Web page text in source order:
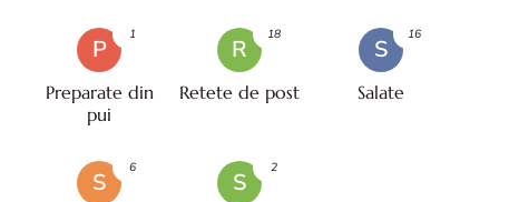
P
Preparate din
pui
1
R
Retete de post
18
S
Salate
16
S
6
S
2